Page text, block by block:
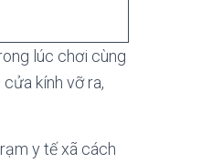
lúc chơi cùng
kính vỡ ra,
y tế xã cách